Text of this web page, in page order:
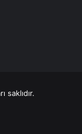
saklıdır.